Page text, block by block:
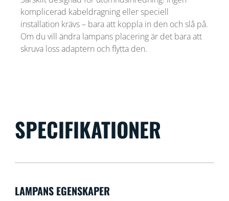
komplicerad kabeldragning eller speciell
installation krävs – bara att koppla in den och slå på.
Om du vill ändra lampans placering är det bara att
skruva loss adaptern och flytta den.
SPECIFIKATIONER
LAMPANS EGENSKAPER